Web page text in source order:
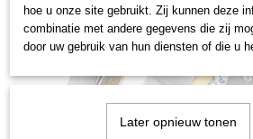
hoe u onze site gebruikt. Zij kunnen deze
combinatie met andere gegevens die zij
door uw gebruik van hun diensten of die u
Later opnieuw tonen